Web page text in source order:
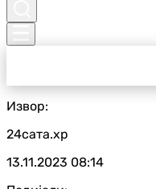
Извор:
24сата.хр
13.11.2023 08:14